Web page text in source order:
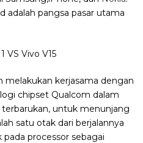
adalah pangsa pasar utama
melakukan kerjasama dengan
chipset Qualcom dalam
untuk menunjang
satu otak dari berjalannya
processor sebagai